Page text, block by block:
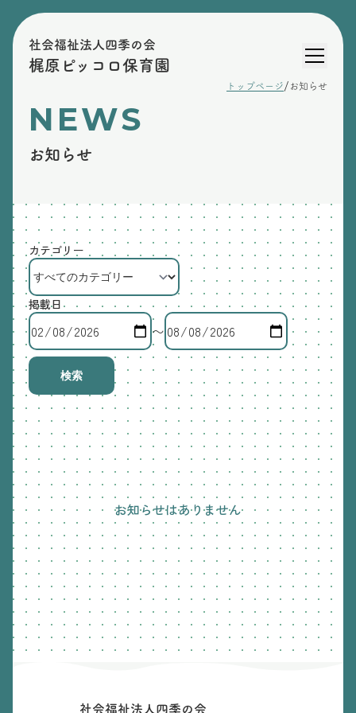
社会福祉法人四季の会
梶原ピッコロ保育園
トップページ/ お知らせ
NEWS
お知らせ
カテゴリー
掲載日
〜
検索
お知らせはありません
社会福祉法人四季の会